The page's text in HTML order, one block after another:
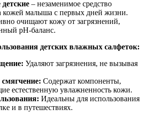
– незаменимое средство
кожей малыша с первых дней жизни.
очищают кожу от загрязнений,
pH-баланс.
детских влажных салфеток:
Удаляют загрязнения, не вызывая
Содержат компоненты,
естественную увлажненность кожи.
Идеальны для использования
и в путешествиях.